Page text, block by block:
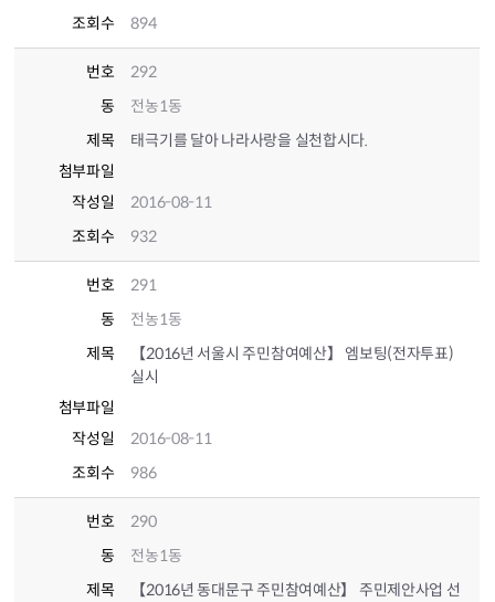
조회수
894
번호
292
동
전농1동
제목
태극기를 달아 나라사랑을 실천합시다.
첨부파일
작성일
2016-08-11
조회수
932
번호
291
동
전농1동
제목
【2016년 서울시 주민참여예산】 엠보팅(전자투표)
실시
첨부파일
작성일
2016-08-11
조회수
986
번호
290
동
전농1동
제목
【2016년 동대문구 주민참여예산】 주민제안사업 선